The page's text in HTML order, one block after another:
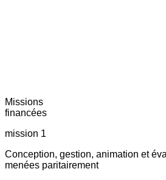
Missions
financées
mission 1
Conception, gestion, animation et
menées paritairement